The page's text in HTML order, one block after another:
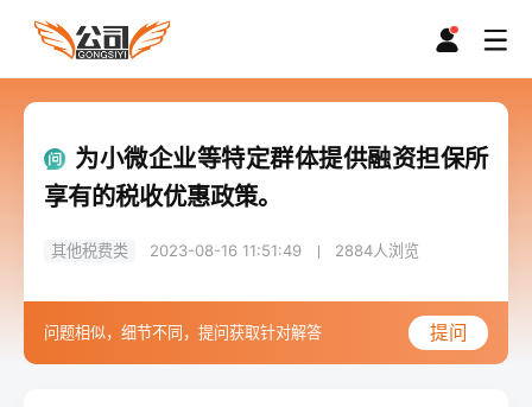
为小微企业等特定群体提供融资担保所
享有的税收优惠政策。
其他税费类 2023-08-16 11:51:49 2884人浏览
问题相似，细节不同，提问获取针对解答 提问